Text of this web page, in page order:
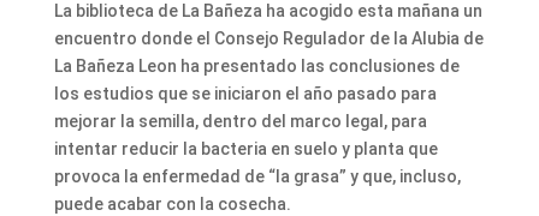
La biblioteca de La Bañeza ha acogido esta mañana un
encuentro donde el Consejo Regulador de la Alubia de
La Bañeza Leon ha presentado las conclusiones de
los estudios que se iniciaron el año pasado para
mejorar la semilla, dentro del marco legal, para
intentar reducir la bacteria en suelo y planta que
provoca la enfermedad de “la grasa” y que, incluso,
puede acabar con la cosecha.